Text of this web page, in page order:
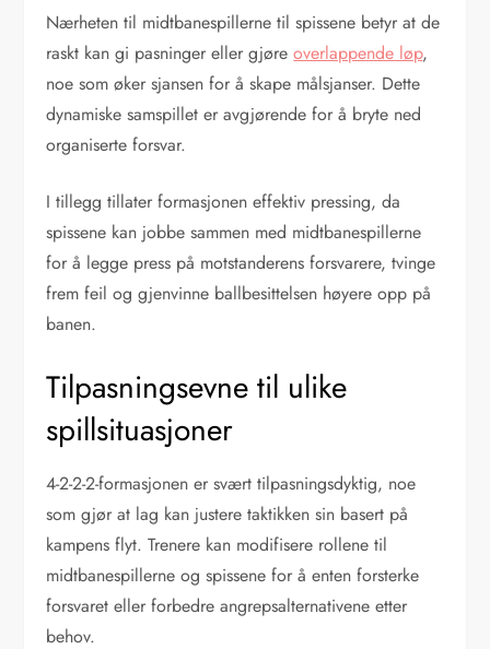
Nærheten til midtbanespillerne til spissene betyr at de
raskt kan gi pasninger eller gjøreoverlappende løp,
noe som øker sjansen for å skape målsjanser. Dette
dynamiske samspillet er avgjørende for å bryte ned
organiserte forsvar.
I tillegg tillater formasjonen effektiv pressing, da
spissene kan jobbe sammen med midtbanespillerne
for å legge press på motstanderens forsvarere, tvinge
frem feil og gjenvinne ballbesittelsen høyere opp på
banen.
Tilpasningsevne til ulike
spillsituasjoner
4-2-2-2-formasjonen er svært tilpasningsdyktig, noe
som gjør at lag kan justere taktikken sin basert på
kampens flyt. Trenere kan modifisere rollene til
midtbanespillerne og spissene for å enten forsterke
forsvaret eller forbedre angrepsalternativene etter
behov.